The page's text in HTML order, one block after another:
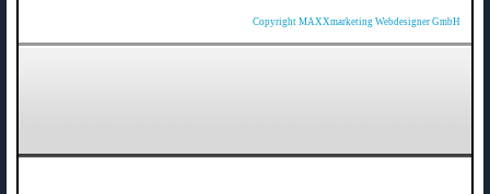
Copyright MAXXmarketing Webdesigner GmbH